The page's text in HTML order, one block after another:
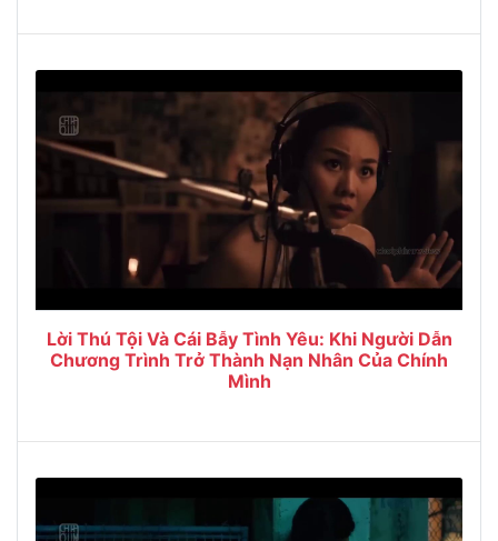
Lời Thú Tội Và Cái Bẫy Tình Yêu: Khi Người Dẫn
Chương Trình Trở Thành Nạn Nhân Của Chính
Mình